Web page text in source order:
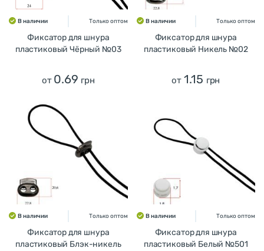
В наличии Только оптом
Фиксатор для шнура
пластиковый Чёрный №03
от 0.69 грн
В наличии Только оптом
Фиксатор для шнура
пластиковый Никель №02
от 1.15 грн
В наличии Только оптом
Фиксатор для шнура
пластиковый Блэк-никель
В наличии Только оптом
Фиксатор для шнура
пластиковый Белый №501